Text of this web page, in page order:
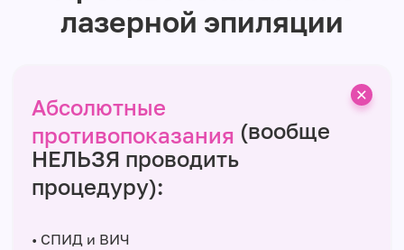
лазерной эпиляции
Абсолютные
противопоказания (вообще
НЕЛЬЗЯ проводить
процедуру):
• СПИД и ВИЧ